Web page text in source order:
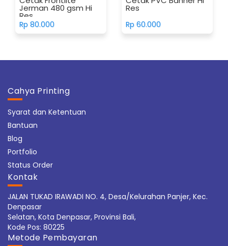
Jerman 480 gsm Hi
Res
Rp 80.000
Res
Rp 60.000
Cahya Printing
Syarat dan Ketentuan
Bantuan
Blog
Portfolio
Status Order
Kontak
JALAN TUKAD IRAWADI NO. 4, Desa/Kelurahan Panjer, Kec.
Denpasar
Selatan, Kota Denpasar, Provinsi Bali,
Kode Pos: 80225
Metode Pembayaran